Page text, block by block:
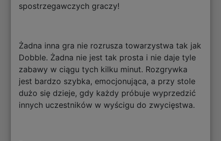
spostrzegawczych graczy!
Żadna inna gra nie rozrusza towarzystwa tak jak
Dobble. Żadna nie jest tak prosta i nie daje tyle
zabawy w ciągu tych kilku minut. Rozgrywka
jest bardzo szybka, emocjonująca, a przy stole
dużo się dzieje, gdy każdy próbuje wyprzedzić
innych uczestników w wyścigu do zwycięstwa.